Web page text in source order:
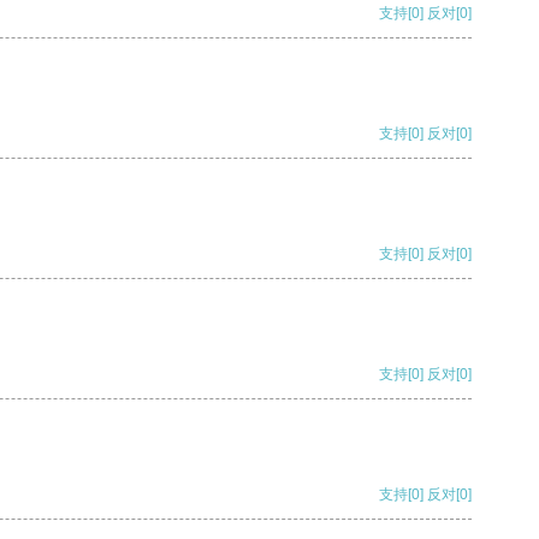
支持[0] 反对[0]
支持[0] 反对[0]
支持[0] 反对[0]
支持[0] 反对[0]
支持[0] 反对[0]